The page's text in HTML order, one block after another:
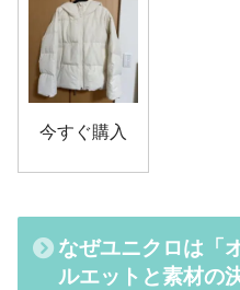
今すぐ購入
なぜユニクロは「
ルエットと素材の